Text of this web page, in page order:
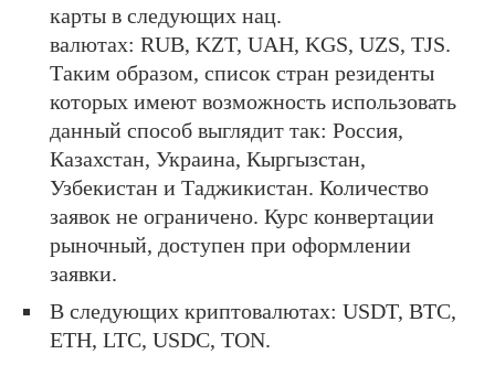
карты в следующих нац.
валютах: RUB, KZT, UAH, KGS, UZS, TJS.
Таким образом, список стран резиденты
которых имеют возможность использовать
данный способ выглядит так: Россия,
Казахстан, Украина, Кыргызстан,
Узбекистан и Таджикистан. Количество
заявок не ограничено. Курс конвертации
рыночный, доступен при оформлении
заявки.
В следующих криптовалютах: USDT, BTC,
ETH, LTC, USDC, TON.